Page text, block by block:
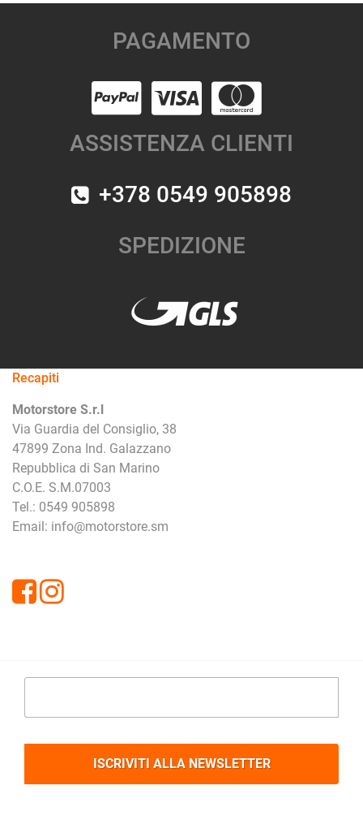
PAGAMENTO
ASSISTENZA CLIENTI
+378 0549 905898
SPEDIZIONE
Recapiti
Motorstore S.r.l
Via Guardia del Consiglio, 38
47899 Zona Ind. Galazzano
Repubblica di San Marino
C.O.E. S.M.07003
Tel.: 0549 905898
Email: info@motorstore.sm
FacebookInstagram